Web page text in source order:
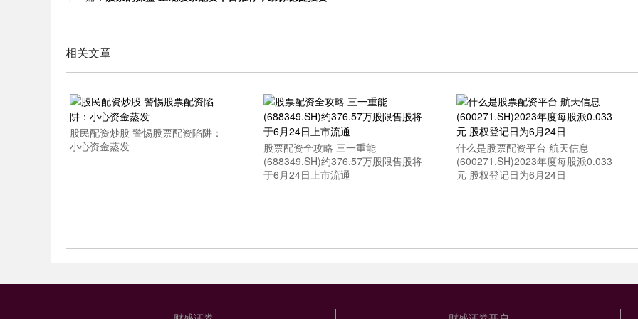
相关文章
股民配资炒股 警惕股票配资陷阱：
小心资金蒸发
股票配资全攻略 三一重能
(688349.SH)约376.57万股限售股将
于6月24日上市流通
什么是股票配资平台 航天信息
(600271.SH)2023年度每股派0.033
元 股权登记日为6月24日